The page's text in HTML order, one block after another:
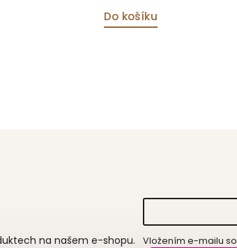
Do košíku
na našem e-shopu. Vložením e-mailu